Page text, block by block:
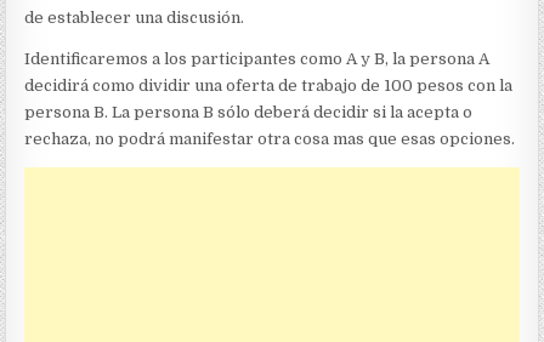
de establecer una discusión.
Identificaremos a los participantes como A y B, la persona A
decidirá como dividir una oferta de trabajo de 100 pesos con la
persona B. La persona B sólo deberá decidir si la acepta o
rechaza, no podrá manifestar otra cosa mas que esas opciones.